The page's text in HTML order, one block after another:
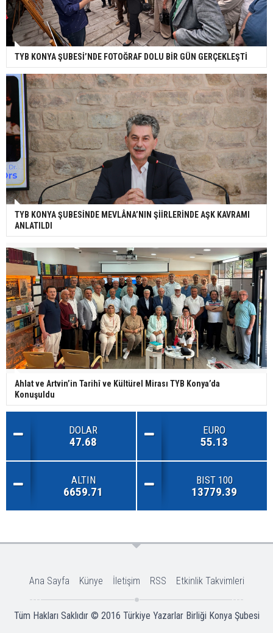
TYB KONYA ŞUBESİ’NDE FOTOĞRAF DOLU BİR GÜN GERÇEKLEŞTİ
TYB KONYA ŞUBESİNDE MEVLÂNA’NIN ŞİİRLERİNDE AŞK KAVRAMI
ANLATILDI
Ahlat ve Artvin’in Tarihî ve Kültürel Mirası TYB Konya’da
Konuşuldu
DOLAR
47.68
EURO
55.13
ALTIN
6659.71
BIST 100
13779.39
Ana Sayfa Künye İletişim RSS Etkinlik Takvimleri
Tüm Hakları Saklıdır © 2016 Türkiye Yazarlar Birliği Konya Şubesi